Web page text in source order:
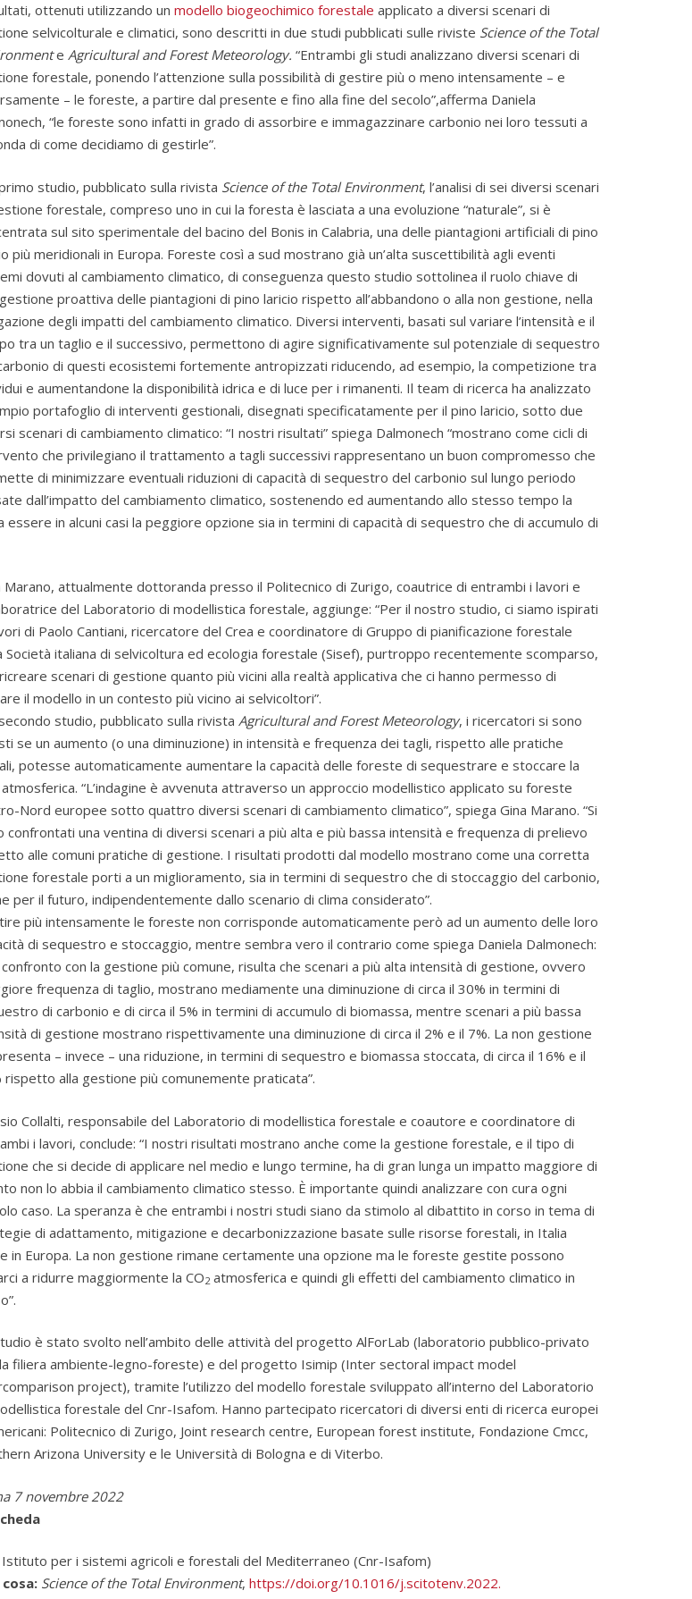
ottenuti utilizzando un modello biogeochimico forestale applicato a diversi scenari di
selvicolturale e climatici, sono descritti in due studi pubblicati sulle riviste Science of the Total
e Agricultural and Forest Meteorology. “Entrambi gli studi analizzano diversi scenari di
forestale, ponendo l’attenzione sulla possibilità di gestire più o meno intensamente – e
– le foreste, a partire dal presente e fino alla fine del secolo”,afferma Daniela
“le foreste sono infatti in grado di assorbire e immagazzinare carbonio nei loro tessuti a
di come decidiamo di gestirle”.
studio, pubblicato sulla rivista Science of the Total Environment, l’analisi di sei diversi scenari
forestale, compreso uno in cui la foresta è lasciata a una evoluzione “naturale”, si è
sul sito sperimentale del bacino del Bonis in Calabria, una delle piantagioni artificiali di pino
più meridionali in Europa. Foreste così a sud mostrano già un’alta suscettibilità agli eventi
dovuti al cambiamento climatico, di conseguenza questo studio sottolinea il ruolo chiave di
proattiva delle piantagioni di pino laricio rispetto all’abbandono o alla non gestione, nella
degli impatti del cambiamento climatico. Diversi interventi, basati sul variare l’intensità e il
tra un taglio e il successivo, permettono di agire significativamente sul potenziale di sequestro
di questi ecosistemi fortemente antropizzati riducendo, ad esempio, la competizione tra
e aumentandone la disponibilità idrica e di luce per i rimanenti. Il team di ricerca ha analizzato
portafoglio di interventi gestionali, disegnati specificatamente per il pino laricio, sotto due
scenari di cambiamento climatico: “I nostri risultati” spiega Dalmonech “mostrano come cicli di
che privilegiano il trattamento a tagli successivi rappresentano un buon compromesso che
di minimizzare eventuali riduzioni di capacità di sequestro del carbonio sul lungo periodo
dall’impatto del cambiamento climatico, sostenendo ed aumentando allo stesso tempo la
in alcuni casi la peggiore opzione sia in termini di capacità di sequestro che di accumulo di
Marano, attualmente dottoranda presso il Politecnico di Zurigo, coautrice di entrambi i lavori e
del Laboratorio di modellistica forestale, aggiunge: “Per il nostro studio, ci siamo ispirati
di Paolo Cantiani, ricercatore del Crea e coordinatore di Gruppo di pianificazione forestale
Società italiana di selvicoltura ed ecologia forestale (Sisef), purtroppo recentemente scomparso,
scenari di gestione quanto più vicini alla realtà applicativa che ci hanno permesso di
il modello in un contesto più vicino ai selvicoltori”.
studio, pubblicato sulla rivista Agricultural and Forest Meteorology, i ricercatori si sono
se un aumento (o una diminuzione) in intensità e frequenza dei tagli, rispetto alle pratiche
potesse automaticamente aumentare la capacità delle foreste di sequestrare e stoccare la
“L’indagine è avvenuta attraverso un approccio modellistico applicato su foreste
Nord europee sotto quattro diversi scenari di cambiamento climatico”, spiega Gina Marano. “Si
confrontati una ventina di diversi scenari a più alta e più bassa intensità e frequenza di prelievo
alle comuni pratiche di gestione. I risultati prodotti dal modello mostrano come una corretta
forestale porti a un miglioramento, sia in termini di sequestro che di stoccaggio del carbonio,
per il futuro, indipendentemente dallo scenario di clima considerato”.
più intensamente le foreste non corrisponde automaticamente però ad un aumento delle loro
di sequestro e stoccaggio, mentre sembra vero il contrario come spiega Daniela Dalmonech:
confronto con la gestione più comune, risulta che scenari a più alta intensità di gestione, ovvero
frequenza di taglio, mostrano mediamente una diminuzione di circa il 30% in termini di
di carbonio e di circa il 5% in termini di accumulo di biomassa, mentre scenari a più bassa
di gestione mostrano rispettivamente una diminuzione di circa il 2% e il 7%. La non gestione
– invece – una riduzione, in termini di sequestro e biomassa stoccata, di circa il 16% e il
rispetto alla gestione più comunemente praticata”.
Collalti, responsabile del Laboratorio di modellistica forestale e coautore e coordinatore di
i lavori, conclude: “I nostri risultati mostrano anche come la gestione forestale, e il tipo di
che si decide di applicare nel medio e lungo termine, ha di gran lunga un impatto maggiore di
non lo abbia il cambiamento climatico stesso. È importante quindi analizzare con cura ogni
caso. La speranza è che entrambi i nostri studi siano da stimolo al dibattito in corso in tema di
di adattamento, mitigazione e decarbonizzazione basate sulle risorse forestali, in Italia
in Europa. La non gestione rimane certamente una opzione ma le foreste gestite possono
a ridurre maggiormente la CO2atmosferica e quindi gli effetti del cambiamento climatico in
è stato svolto nell’ambito delle attività del progetto AlForLab (laboratorio pubblico-privato
filiera ambiente-legno-foreste) e del progetto Isimip (Inter sectoral impact model
project), tramite l’utilizzo del modello forestale sviluppato all’interno del Laboratorio
forestale del Cnr-Isafom. Hanno partecipato ricercatori di diversi enti di ricerca europei
Politecnico di Zurigo, Joint research centre, European forest institute, Fondazione Cmcc,
Arizona University e le Università di Bologna e di Viterbo.
7 novembre 2022
Istituto per i sistemi agricoli e forestali del Mediterraneo (Cnr-Isafom)
cosa: Science of the Total Environment, https://doi.org/10.1016/j.scitotenv.2022.